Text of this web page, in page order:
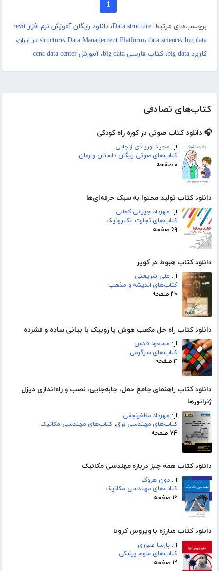
کتاب‌های تصادفی
🎧 دانلود کتاب صوتی در کوره راه کودکی
از: مجید اوریادی زنجانی
کتاب‌های صوتی رایگان داستان و رمان
۰ صفحه
دانلود کتاب تولید محتوا به سبک حرفه‌ای‌ها
از: مهرداد جیرانی کمالی
کتاب‌های تجارت الکترونیک
۶۹ صفحه
دانلود کتاب هبوط در کویر
از: علی شریعتی
کتاب‌های اندیشه و مذهب
۳۰ صفحه
دانلود کتاب راه حل مکعب هوش یا روبیک با بیانی ساده و فشرده
از: مسعود قدس
کتاب‌های سرگرمی
۳ صفحه
دانلود کتاب راهنمای جامع حمل، جابه‌جایی، نصب و راه‌اندازی دیزل
ژنراتور‌ها
از: مهرداد مظفرنجفی
کتاب‌های مهندسی برق، کتاب‌های مهندسی مکانیک
۷۴ صفحه
دانلود کتاب همه چیز درباره مهندسی مکانیک
از: دون هروک
کتاب‌های مهندسی مکانیک
۱۶ صفحه
دانلود کتاب مبارزه با ویروس کرونا
از: پارسا علیاری
کتاب‌های علوم پزشکی
۱۲ صفحه
1
برچسب‌های مرتبط: Data structure،
دانلود رایگان آموزش نرم افزار revit
structure، Data Managernent Platform، data science، big data در ایران
،
کاربرد big data
،کتاب فارسی big data ،آموزش ccna data center